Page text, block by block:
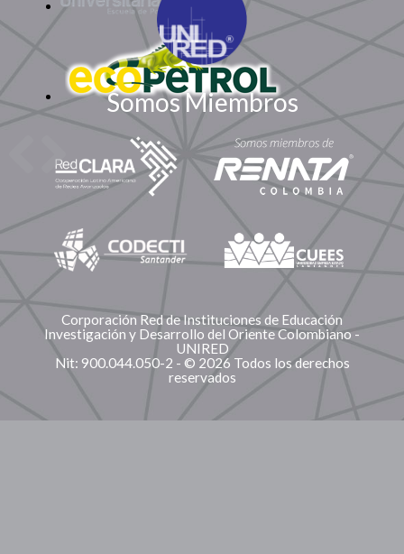
Somos Miembros
Corporación Red de Instituciones de Educación
Investigación y Desarrollo del Oriente Colombiano -
UNIRED
Nit: 900.044.050-2 - © 2026 Todos los derechos
reservados